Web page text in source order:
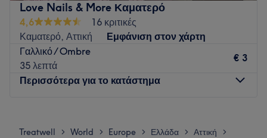
Love Nails & More Καματερό
4,6
16 κριτικές
Καματερό, Αττική
Εμφάνιση στον χάρτη
Γαλλικό / Ombre
35 λεπτά
€ 3
Περισσότερα για το κατάστημα
Τρίτη
09:00–21:00
Treatwell > World > Europe > Ελλάδα > Αττική >